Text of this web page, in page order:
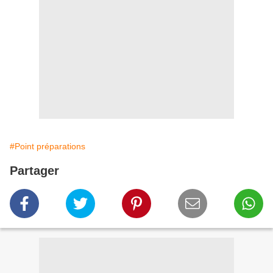
#Point préparations
Partager